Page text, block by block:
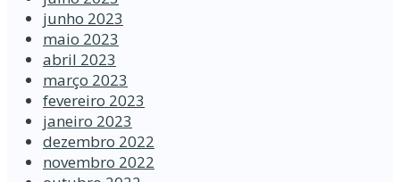
junho 2023
maio 2023
abril 2023
março 2023
fevereiro 2023
janeiro 2023
dezembro 2022
novembro 2022